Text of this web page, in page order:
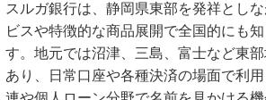
スルガ銀行は、静岡県東部を発祥とし
ビスや特徴的な商品展開で全国的にも
す。地元では沼津、三島、富士など東
あり、日常口座や各種決済の場面で利